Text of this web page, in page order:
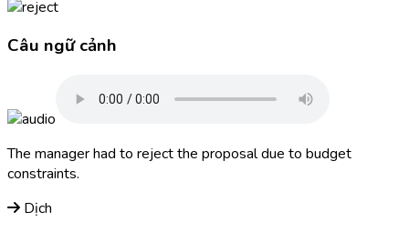
Câu ngữ cảnh
The manager had to reject the proposal due to budget
constraints.
Dịch